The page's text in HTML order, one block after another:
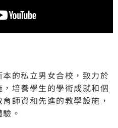
的私立男女合校，致力於
培養學生的學術成就和個
師資和先進的教學設施，
。